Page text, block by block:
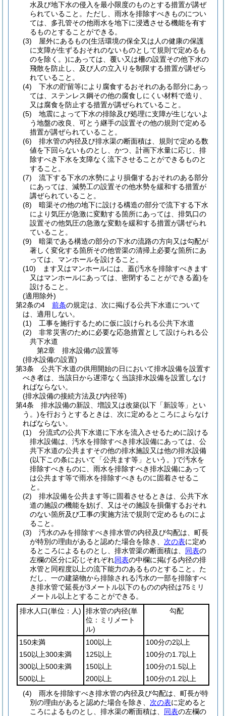
水及び地下水の侵入を最小限度のものとする措置が講ぜ
られていること。 ただし、雨水を排除すべきものについ
ては、多孔管その他雨水を地下に浸透させる機能を有す
るものとすることができる。
(3)
屋外にあるもの(生活環境の保全又は人の健康の保護
に支障が生ずるおそれのないものとして規則で定めるも
のを除く。)にあっては、覆い又は柵の設置その他下水の
飛散を防止し、及び人の立入りを制限する措置が講ぜら
れていること。
(4)
下水の貯留等により腐食するおそれのある部分にあっ
ては、ステンレス鋼その他の腐食しにくい材料で造り、
又は腐食を防止する措置が講ぜられていること。
(5)
地震によって下水の排除及び処理に支障が生じないよ
う地盤の改良、可とう継手の設置その他の規則で定める
措置が講ぜられていること。
(6)
排水管の内径及び排水渠の断面積は、規則で定める数
値を下回らないものとし、かつ、計画下水量に応じ、排
除すべき下水を支障なく流下させることができるものと
すること。
(7)
流下する下水の水勢により損傷するおそれのある部分
にあっては、減勢工の設置その他水勢を緩和する措置が
講ぜられていること。
(8)
暗渠その他の地下に設ける構造の部分で流下する下水
により気圧が急激に変動する箇所にあっては、排気口の
設置その他気圧の急激な変動を緩和する措置が講ぜられ
ていること。
(9)
暗渠である構造の部分の下水の流路の方向又は勾配が
著しく変化する箇所その他管渠の清掃上必要な箇所にあ
っては、マンホールを設けること。
(10)
ます又はマンホールには、蓋(汚水を排除すべきます
又はマンホールにあっては、密閉することができる蓋)を
設けること。
(適用除外)
第2条の4
前条の規定は、次に掲げる公共下水道について
は、適用しない。
(1)
工事を施行するために仮に設けられる公共下水道
(2)
非常災害のために必要な応急措置として設けられる公
共下水道
第2章
排水設備の設置等
(排水設備の設置)
第3条
公共下水道の供用開始の日において排水設備を設置す
べき者は、当該日から遅滞なく当該排水設備を設置しなけ
ればならない。
(排水設備の接続方法及び内径等)
第4条
排水設備の新設、増設又は改築(以下「新設等」とい
う。)を行おうとするときは、次に定めるところによらなけ
ればならない。
(1)
分流式の公共下水道に下水を流入させるために設ける
排水設備は、汚水を排除すべき排水設備にあっては、公
共下水道の公共ますその他の排水施設又は他の排水設備
(以下この条において「公共ます等」という。)で汚水を
排除すべきものに、雨水を排除すべき排水設備にあって
は公共ます等で雨水を排除すべきものに固着させるこ
と。
(2)
排水設備を公共ます等に固着させるときは、公共下水
道の施設の機能を妨げ、又はその施設を損傷するおそれ
のない箇所及び工事の実施方法で規則で定めるものによ
ること。
(3)
汚水のみを排除すべき排水管の内径及び勾配は、町長
が特別の理由があると認めた場合を除き、 次の表に定め
るところによるものとし、排水管渠の断面積は、 同表の
左欄の区分に応じそれぞれ同表の中欄に掲げる内径の排
水管と同程度以上の流下能力のあるものとすること。 た
だし、一の建築物から排除される汚水の一部を排除すべ
き排水管で延長が3メートル以下のものの内径は75ミリ
メートル以上とすることができる。
排水人口(単位：人) 排水管の内径(単
位：ミリメート
ル)
勾配
150未満 100以上
100分の2以上
150以上300未満
125以上
100分の1.7以上
300以上500未満
150以上
100分の1.5以上
500以上
200以上
100分の1.2以上
(4)
雨水を排除すべき排水管の内径及び勾配は、町長が特
別の理由があると認めた場合を除き、 次の表に定めると
ころによるものとし、排水渠の断面積は、 同表の左欄の